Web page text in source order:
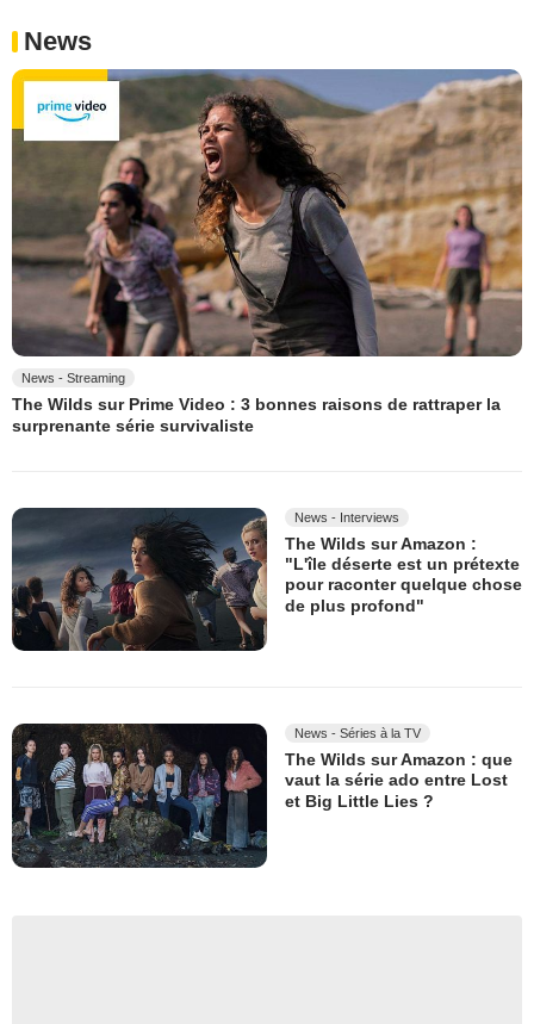
News
News - Streaming
The Wilds sur Prime Video : 3 bonnes raisons de rattraper la
surprenante série survivaliste
News - Interviews
The Wilds sur Amazon :
"L'île déserte est un prétexte
pour raconter quelque chose
de plus profond"
News - Séries à la TV
The Wilds sur Amazon : que
vaut la série ado entre Lost
et Big Little Lies ?